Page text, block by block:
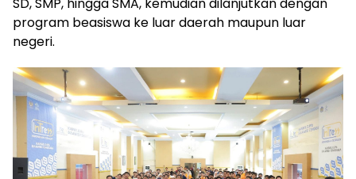
SD, SMP, hingga SMA, kemudian dilanjutkan dengan
program beasiswa ke luar daerah maupun luar
negeri.